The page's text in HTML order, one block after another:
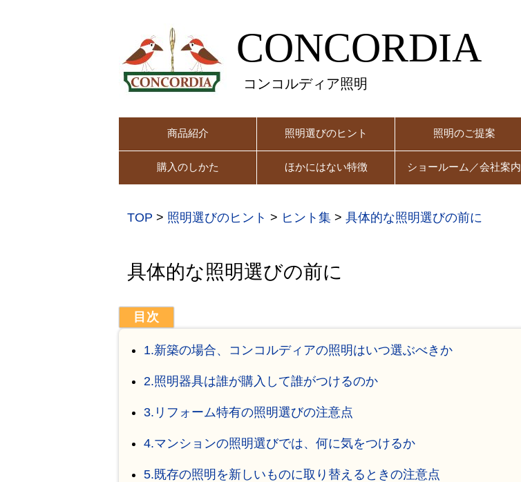
CONCORDIA
コンコルディア照明
商品紹介 照明選びのヒント 照明のご提案
購入のしかた ほかにはない特徴 ショールーム／会社案内
TOP > 照明選びのヒント > ヒント集 > 具体的な照明選びの前に
具体的な照明選びの前に
1.新築の場合、コンコルディアの照明はいつ選ぶべきか
2.照明器具は誰が購入して誰がつけるのか
3.リフォーム特有の照明選びの注意点
4.マンションの照明選びでは、何に気をつけるか
5.既存の照明を新しいものに取り替えるときの注意点